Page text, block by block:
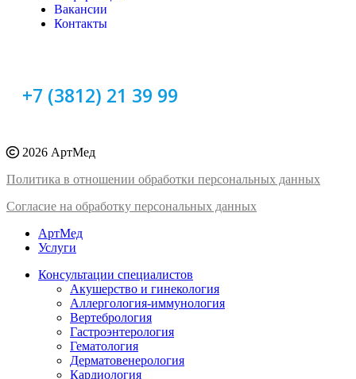
Вакансии
Контакты
+7 (3812) 21 39 99
2026 АртМед
Политика в отношении обработки персональных данных
Согласие на обработку персональных данных
АртМед
Услуги
Консультации специалистов
Акушерство и гинекология
Аллергология-иммунология
Вертебрология
Гастроэнтерология
Гематология
Дерматовенерология
Кардиология